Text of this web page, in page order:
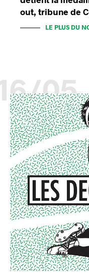
out, tribune de
LE PLUS DU
05